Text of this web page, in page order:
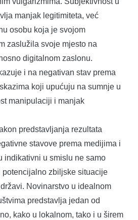
manjak legitimiteta, već
osobu koja je svojom
zaslužila svoje mjesto na
digitalnom zaslonu.
i na negativan stav prema
koji upućuju na sumnje u
manipulaciji i manjak
predstavljanja rezultata
stavove prema medijima i
indikativni u smislu ne samo
potencijalno zbiljske situacije
Novinarstvo u idealnom
predstavlja jedan od
kako u lokalnom, tako i u širem